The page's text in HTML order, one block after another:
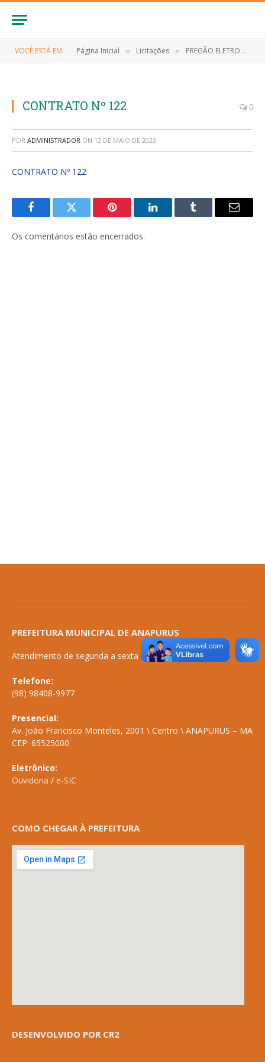
VOCÊ ESTÁ EM: Página Inicial » Licitações » PREGÃO ELETRONICO Nº 038/2022 (CONTRATAÇÃO DE EMPRESA ESPECIALIZADA PARA O FORNECIMENTO DE MATERIAIS DE LIMPEZA E HIGIENE PESSOAL PARA ATENDER AS NECESSIDADES, DA SECRETARIA MUNICIPAL DE EDUCAÇÃO DO MUNICÍPIO DE ANAPURUS/MA)
CONTRATO Nº 122 0
POR ADMINISTRADOR ON 12 DE MAIO DE 2023
CONTRATO Nº 122
FacebookTwitter Pinterest LinkedInTumblr
E-
Os comentários estão encerrados.
PREFEITURA MUNICIPAL DE ANAPURUS
Atendimento de segunda a sexta de 08:00 às 14:00
Telefone:
(98) 98408-9977
Presencial:
Av. João Francisco Monteles, 2001 \ Centro \ ANAPURUS – MA
CEP: 65525000
Eletrônico:
Ouvidoria / e-SIC
COMO CHEGAR À PREFEITURA
DESENVOLVIDO POR CR2